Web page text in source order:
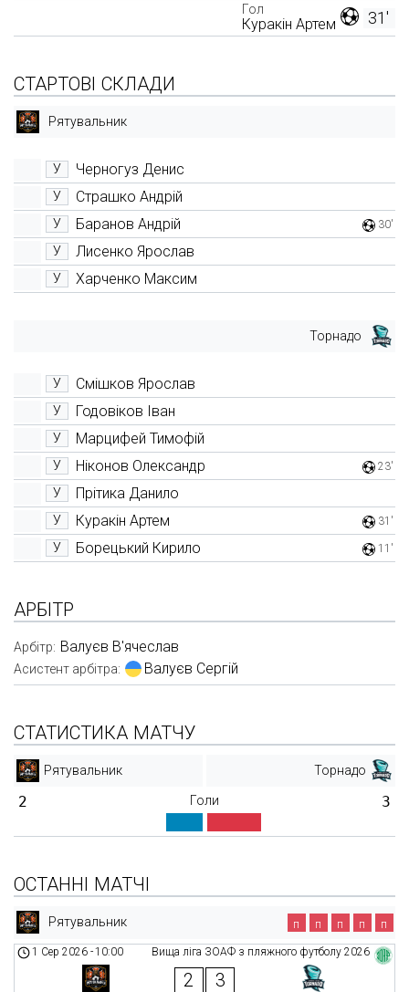
31'
Гол
Куракін Артем
СТАРТОВІ СКЛАДИ
Рятувальник
У Черногуз Денис
У Страшко Андрій
У Баранов Андрій 30'
У Лисенко Ярослав
У Харченко Максим
Торнадо
У Смішков Ярослав
У Годовіков Іван
У Марцифей Тимофій
У Ніконов Олександр 23'
У Прітика Данило
У Куракін Артем 31'
У Борецький Кирило 11'
АРБІТР
Арбітр: Валуєв В'ячеслав
Асистент арбітра: Валуєв Сергій
СТАТИСТИКА МАТЧУ
Рятувальник Торнадо
2 Голи 3
ОСТАННІ МАТЧІ
Рятувальник п п п п п
Вища ліга ЗОАФ з пляжного футболу 2026
1 Сер 2026 -10:00
2 3